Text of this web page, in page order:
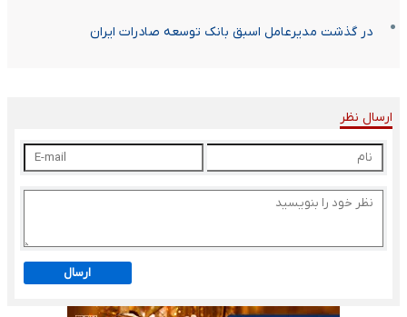
در گذشت مدیرعامل اسبق بانک توسعه صادرات ایران
ارسال نظر
ارسال